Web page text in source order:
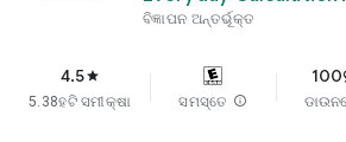
ବିଜ୍ଞାପନ ଅନ୍ତର୍ଭୂକ୍ତ
4.5star
5.38ହଟି ସମୀକ୍ଷା ସମସ୍ତେ info